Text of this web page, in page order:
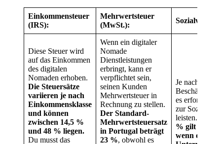
Einkommensteuer
(IRS):
Mehrwertsteuer
(MwSt.):
Diese Steuer wird
auf das Einkommen
des digitalen
Nomaden erhoben.
Die Steuersätze
variieren je nach
Einkommensklasse
und können
zwischen 14,5 %
und 48 % liegen.
Du musst das
Wenn ein digitaler
Nomade
Dienstleistungen
erbringt, kann er
verpflichtet sein,
seinen Kunden
Mehrwertsteuer in
Rechnung zu stellen.
Der Standard-
Mehrwertsteuersatz
in Portugal beträgt
23 %, obwohl es
Je nach
es
zur
leisten.
% gilt
wenn du für